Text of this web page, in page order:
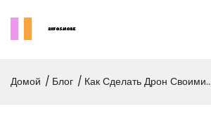
Домой Блог
Как Сделать Дрон Своими